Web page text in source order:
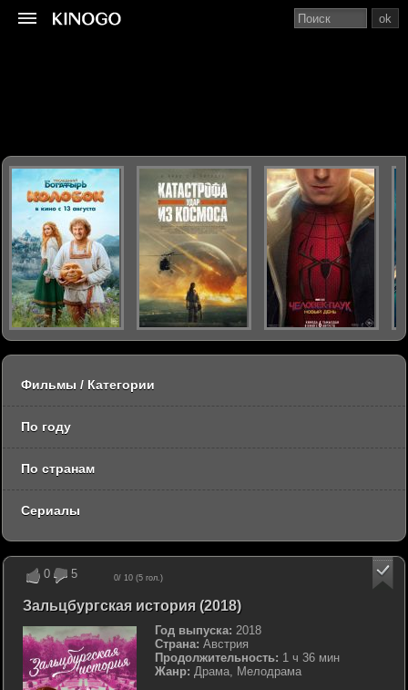
0 5 0/ 10 (5 гол.)
Зальцбургская история (2018)
Год выпуска: 2018
Страна: Австрия
Продолжительность: 1 ч 36 мин
Жанр: Драма, Мелодрама
ok
Фильмы / Категории
По году
По странам
Сериалы